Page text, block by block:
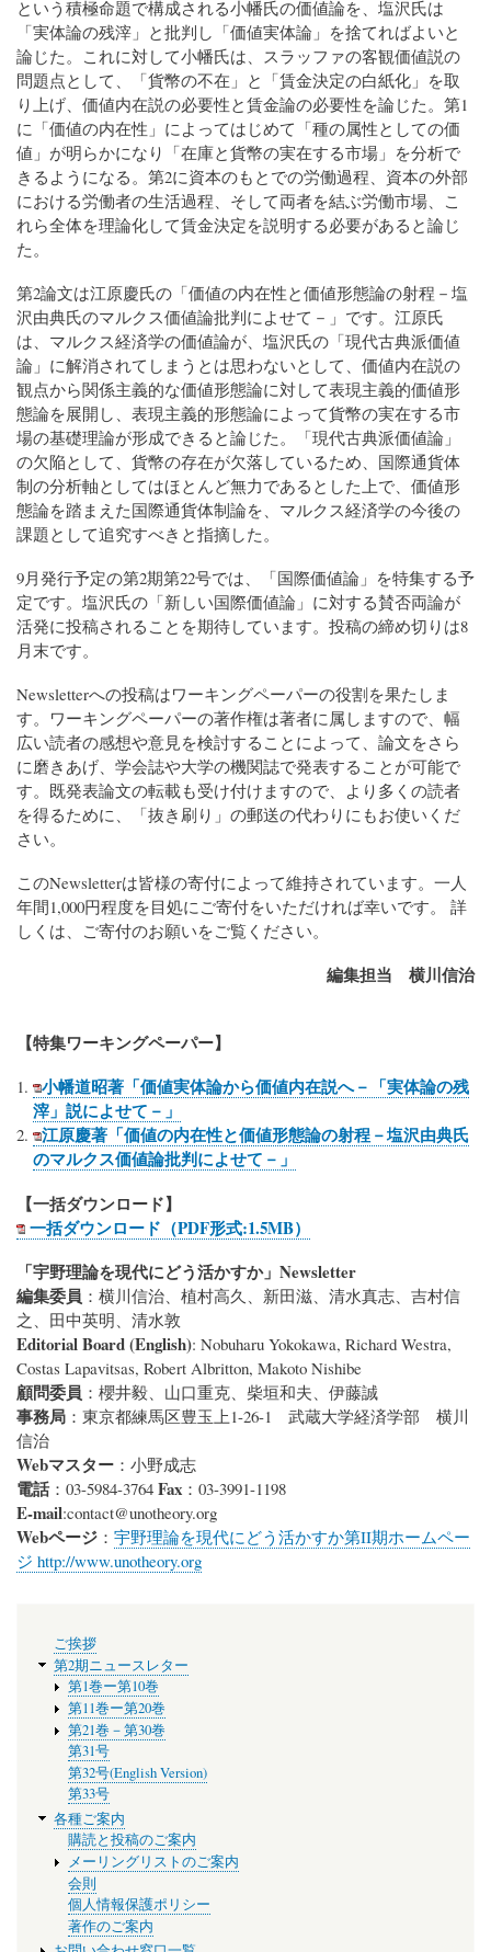
という積極命題で構成される小幡氏の価値論を、塩沢氏は
「実体論の残滓」と批判し「価値実体論」を捨てればよいと
論じた。これに対して小幡氏は、スラッファの客観価値説の
問題点として、「貨幣の不在」と「賃金決定の白紙化」を取
り上げ、価値内在説の必要性と賃金論の必要性を論じた。第1
に「価値の内在性」によってはじめて「種の属性としての価
値」が明らかになり「在庫と貨幣の実在する市場」を分析で
きるようになる。第2に資本のもとでの労働過程、資本の外部
における労働者の生活過程、そして両者を結ぶ労働市場、こ
れら全体を理論化して賃金決定を説明する必要があると論じ
た。
第2論文は江原慶氏の「価値の内在性と価値形態論の射程－塩
沢由典氏のマルクス価値論批判によせて－」です。江原氏
は、マルクス経済学の価値論が、塩沢氏の「現代古典派価値
論」に解消されてしまうとは思わないとして、価値内在説の
観点から関係主義的な価値形態論に対して表現主義的価値形
態論を展開し、表現主義的形態論によって貨幣の実在する市
場の基礎理論が形成できると論じた。「現代古典派価値論」
の欠陥として、貨幣の存在が欠落しているため、国際通貨体
制の分析軸としてはほとんど無力であるとした上で、価値形
態論を踏まえた国際通貨体制論を、マルクス経済学の今後の
課題として追究すべきと指摘した。
9月発行予定の第2期第22号では、「国際価値論」を特集する予
定です。塩沢氏の「新しい国際価値論」に対する賛否両論が
活発に投稿されることを期待しています。投稿の締め切りは8
月末です。
Newsletterへの投稿はワーキングペーパーの役割を果たしま
す。ワーキングペーパーの著作権は著者に属しますので、幅
広い読者の感想や意見を検討することによって、論文をさら
に磨きあげ、学会誌や大学の機関誌で発表することが可能で
す。既発表論文の転載も受け付けますので、より多くの読者
を得るために、「抜き刷り」の郵送の代わりにもお使いくだ
さい。
このNewsletterは皆様の寄付によって維持されています。一人
年間1,000円程度を目処にご寄付をいただければ幸いです。 詳
しくは、ご寄付のお願いをご覧ください。
編集担当 横川信治
【特集ワーキングペーパー】
小幡道昭著「価値実体論から価値内在説へ－「実体論の残
滓」説によせて－」
江原慶著「価値の内在性と価値形態論の射程－塩沢由典氏
のマルクス価値論批判によせて－」
【一括ダウンロード】
一括ダウンロード（PDF形式:1.5MB）
「宇野理論を現代にどう活かすか」 Newsletter
編集委員 ：横川信治、植村高久、新田滋、清水真志、吉村信
之、田中英明、清水敦
Editorial Board (English): Nobuharu Yokokawa, Richard Westra,
Costas Lapavitsas, Robert Albritton, Makoto Nishibe
顧問委員 ：櫻井毅、山口重克、柴垣和夫、伊藤誠
事務局 ：東京都練馬区豊玉上1-26-1 武蔵大学経済学部 横川
信治
Webマスター ：小野成志
電話 ：03-5984-3764 Fax ：03-3991-1198
E-mail:contact@unotheory.org
Webページ ： 宇野理論を現代にどう活かすか第II期ホームペー
ジ http://www.unotheory.org
ニ
ュ
ー
ご挨拶
第2期ニュースレター
第1巻ー第10巻
第11巻ー第20巻
第21巻－第30巻
第31号
第32号(English Version)
第33号
各種ご案内
購読と投稿のご案内
メーリングリストのご案内
会則
個人情報保護ポリシー
著作のご案内